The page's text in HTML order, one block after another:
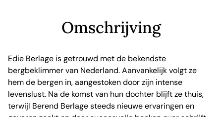
Omschrijving
Edie Berlage is getrouwd met de bekendste
bergbeklimmer van Nederland. Aanvankelijk volgt ze
hem de bergen in, aangestoken door zijn intense
levenslust. Na de komst van hun dochter blijft ze thuis,
terwijl Berend Berlage steeds nieuwe ervaringen en